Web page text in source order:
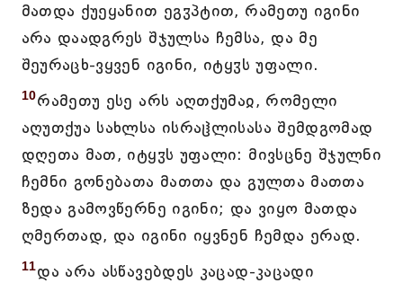
მათდა ქუეყანით ეგჳპტით, რამეთუ იგინი
არა დაადგრეს შჯულსა ჩემსა, და მე
შეურაცხ-ვყვენ იგინი, იტყჳს უფალი.
10რამეთუ ესე არს აღთქუმაჲ, რომელი
აღუთქუა სახლსა ისრაჱლისასა შემდგომად
დღეთა მათ, იტყჳს უფალი: მივსცნე შჯულნი
ჩემნი გონებათა მათთა და გულთა მათთა
ზედა გამოვწერნე იგინი; და ვიყო მათდა
ღმერთად, და იგინი იყვნენ ჩემდა ერად.
11და არა ასწავებდეს კაცად-კაცადი